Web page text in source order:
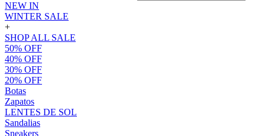
NEW IN
WINTER SALE
+
SHOP ALL SALE
50% OFF
40% OFF
30% OFF
20% OFF
Botas
Zapatos
LENTES DE SOL
Sandalias
Sneakers